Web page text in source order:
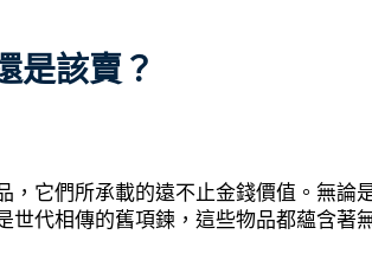
是該賣？
它們所承載的遠不止金錢價值。無論
代相傳的舊項鍊，這些物品都蘊含著